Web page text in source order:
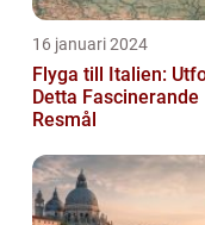
16 januari 2024
Flyga till Italien:
Detta Fascinerande
Resmål